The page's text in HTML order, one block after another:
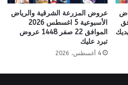
الموافق
عروض المزرعة الشرقية والرياض
الأسبوعية 5 اغسطس 2026
الموافق 22 صفر 1448 عروض
تبرد عليك
4 أغسطس، 2026